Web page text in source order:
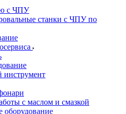
с ЧПУ
станки с ЧПУ по
инструмент
с маслом и смазкой